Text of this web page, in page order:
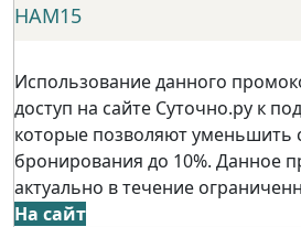
НАМ15
Использование данного
доступ на сайте Суточно.ру к
которые позволяют уменьшить
бронирования до 10%. Данное
актуально в течение
На сайт